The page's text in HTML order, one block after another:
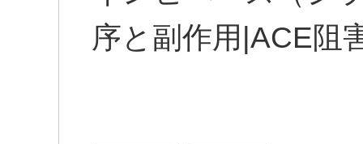
序と副作用|ACE阻